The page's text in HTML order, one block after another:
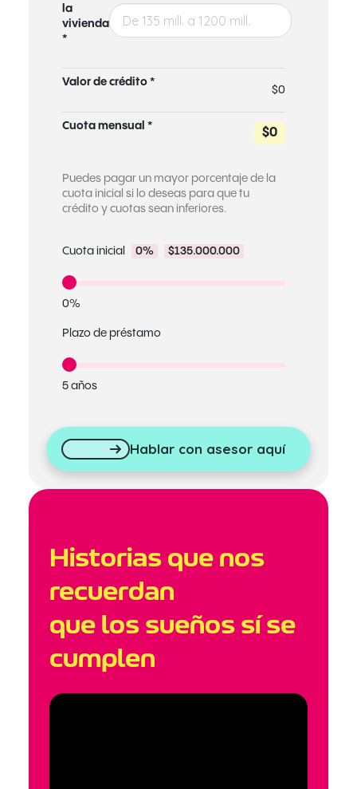
la
vivienda
*
Valor de crédito *
$0
Cuota mensual *
$0
Puedes pagar un mayor porcentaje de la
cuota inicial si lo deseas para que tu
crédito y cuotas sean inferiores.
Cuota inicial 0% $135.000.000
0%
Plazo de préstamo
5 años
Hablar con asesor aquí
Historias que nos
recuerdan
que los sueños sí se
cumplen